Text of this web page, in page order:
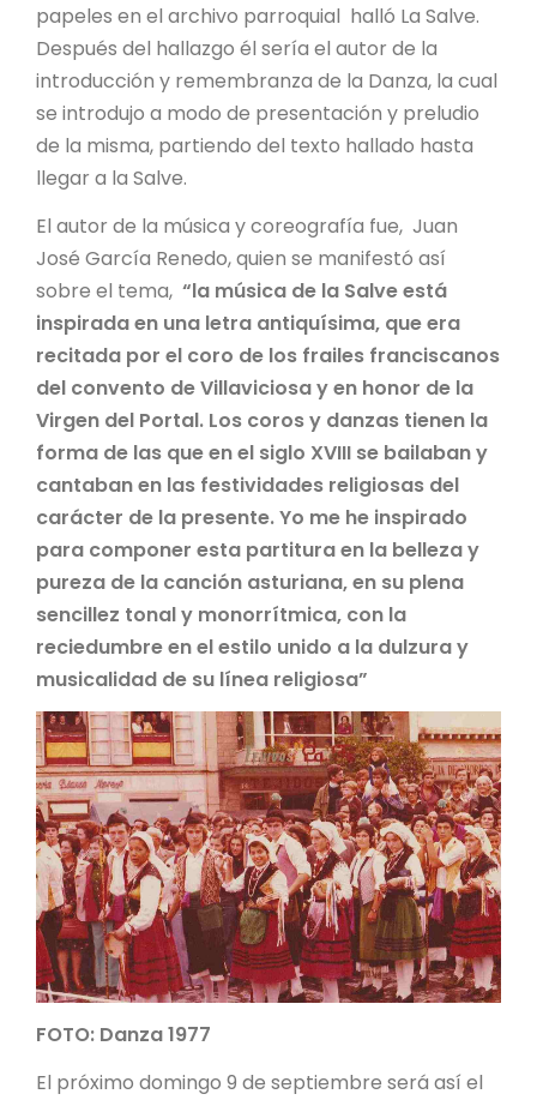
papeles en el archivo parroquial halló La Salve.
Después del hallazgo él sería el autor de la
introducción y remembranza de la Danza, la cual
se introdujo a modo de presentación y preludio
de la misma, partiendo del texto hallado hasta
llegar a la Salve.
El autor de la música y coreografía fue, Juan
José García Renedo, quien se manifestó así
sobre el tema, “la música de la Salve está
inspirada en una letra antiquísima, que era
recitada por el coro de los frailes franciscanos
del convento de Villaviciosa y en honor de la
Virgen del Portal. Los coros y danzas tienen la
forma de las que en el siglo XVIII se bailaban y
cantaban en las festividades religiosas del
carácter de la presente. Yo me he inspirado
para componer esta partitura en la belleza y
pureza de la canción asturiana, en su plena
sencillez tonal y monorrítmica, con la
reciedumbre en el estilo unido a la dulzura y
musicalidad de su línea religiosa”
FOTO: Danza 1977
El próximo domingo 9 de septiembre será así el